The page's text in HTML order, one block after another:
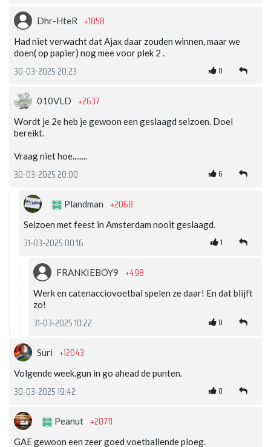
Dhr-HteR +1858
Had niet verwacht dat Ajax daar zouden winnen, maar we
doen( op papier) nog mee voor plek 2 .
30-03-2025 20:23 0
010VLD +2637
Wordt je 2e heb je gewoon een geslaagd seizoen. Doel
bereikt.
Vraag niet hoe........
30-03-2025 20:00 6
Plandman +2068
Seizoen met feest in Amsterdam nooit geslaagd.
31-03-2025 00:16 1
FRANKIEBOY9 +498
Werk en catenacciovoetbal spelen ze daar! En dat blijft
zo!
31-03-2025 10:22 0
Suri +12043
Volgende week.gun in go ahead de punten.
30-03-2025 19:42 0
Peanut +20711
GAE gewoon een zeer goed voetballende ploeg.